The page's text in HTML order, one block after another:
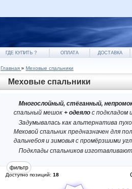
ГДЕ КУПИТЬ ? ОПЛАТА ДОСТАВКА
Главная » Меховые спальники
Меховые спальники
Многослойный, стёганный,
спальный мешок + одеяло с подкладом
Задумывалась как альтернатива
Меховой спальник предназначен для
дальнебоя и зимовья с промёрзшими
Подклады спальников
Доступно позиций: 18